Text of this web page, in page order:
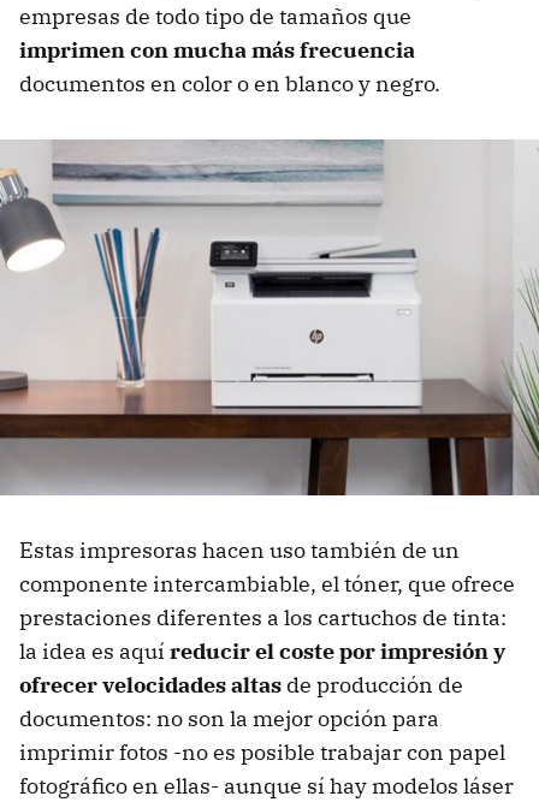
empresas de todo tipo de tamaños que
imprimen con mucha más frecuencia
documentos en color o en blanco y negro.
Estas impresoras hacen uso también de un
componente intercambiable, el tóner, que ofrece
prestaciones diferentes a los cartuchos de tinta:
la idea es aquí reducir el coste por impresión y
ofrecer velocidades altas de producción de
documentos: no son la mejor opción para
imprimir fotos -no es posible trabajar con papel
fotográfico en ellas- aunque sí hay modelos láser